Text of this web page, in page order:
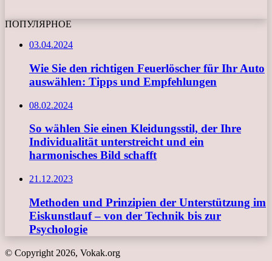
ПОПУЛЯРНОЕ
03.04.2024
Wie Sie den richtigen Feuerlöscher für Ihr Auto
auswählen: Tipps und Empfehlungen
08.02.2024
So wählen Sie einen Kleidungsstil, der Ihre
Individualität unterstreicht und ein
harmonisches Bild schafft
21.12.2023
Methoden und Prinzipien der Unterstützung im
Eiskunstlauf – von der Technik bis zur
Psychologie
© Copyright 2026, Vokak.org